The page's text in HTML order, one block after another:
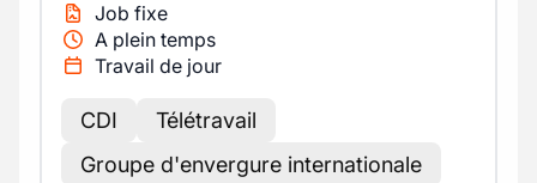
Job fixe
A plein temps
Travail de jour
CDI
Télétravail
Groupe d'envergure internationale